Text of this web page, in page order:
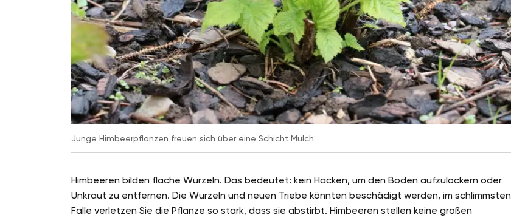
Junge Himbeerpflanzen freuen sich über eine Schicht Mulch.
Himbeeren bilden flache Wurzeln. Das bedeutet: kein Hacken, um den Boden aufzulockern oder
Unkraut zu entfernen. Die Wurzeln und neuen Triebe könnten beschädigt werden, im schlimmsten
Falle verletzen Sie die Pflanze so stark, dass sie abstirbt. Himbeeren stellen keine großen